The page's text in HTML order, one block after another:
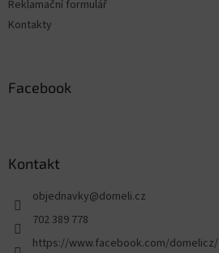
Reklamační formulář
Kontakty
Facebook
Kontakt
objednavky@domeli.cz
702 389 778
https://www.facebook.com/domelicz/